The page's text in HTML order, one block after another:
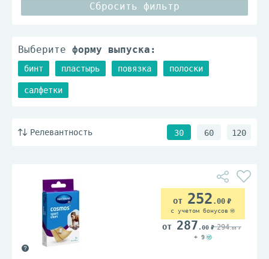
Сбросить фильтр
Выберите форму выпуска:
бинт пластырь повязка полоски
салфетки
Релевантность 30 60 120
252 .00
с учетом бонусов
287 .00 294.00
+ 9